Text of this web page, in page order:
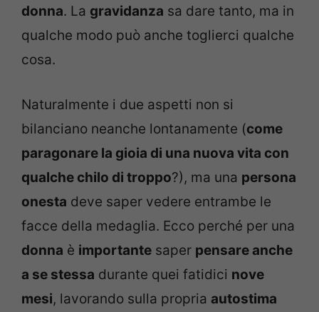
donna. La gravidanza sa dare tanto, ma in
qualche modo può anche toglierci qualche
cosa.
Naturalmente i due aspetti non si
bilanciano neanche lontanamente (come
paragonare la gioia di una nuova vita con
qualche chilo di troppo?), ma una persona
onesta deve saper vedere entrambe le
facce della medaglia. Ecco perché per una
donna è importante saper pensare anche
a se stessa durante quei fatidici nove
mesi, lavorando sulla propria autostima